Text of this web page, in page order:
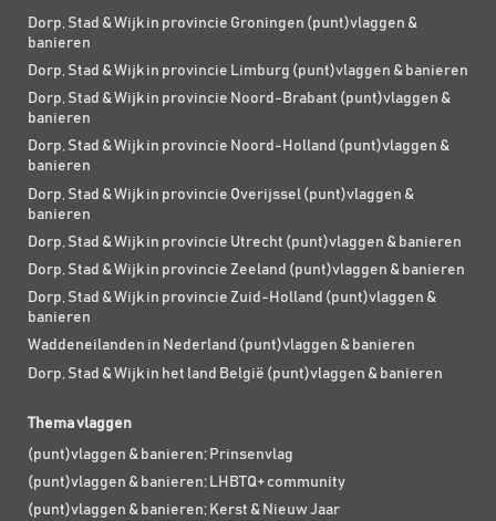
Dorp, Stad & Wijk in provincie Groningen (punt)vlaggen &
banieren
Dorp, Stad & Wijk in provincie Limburg (punt)vlaggen & banieren
Dorp, Stad & Wijk in provincie Noord-Brabant (punt)vlaggen &
banieren
Dorp, Stad & Wijk in provincie Noord-Holland (punt)vlaggen &
banieren
Dorp, Stad & Wijk in provincie Overijssel (punt)vlaggen &
banieren
Dorp, Stad & Wijk in provincie Utrecht (punt)vlaggen & banieren
Dorp, Stad & Wijk in provincie Zeeland (punt)vlaggen & banieren
Dorp, Stad & Wijk in provincie Zuid-Holland (punt)vlaggen &
banieren
Waddeneilanden in Nederland (punt)vlaggen & banieren
Dorp, Stad & Wijk in het land België (punt)vlaggen & banieren
Thema vlaggen
(punt)vlaggen & banieren; Prinsenvlag
(punt)vlaggen & banieren; LHBTQ+ community
(punt)vlaggen & banieren; Kerst & Nieuw Jaar